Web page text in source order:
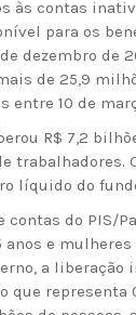
às contas
para os
dezembro de
de 25,9
entre 10 de
R$ 7,2
trabalhadores.
líquido do
contas do PIS/
e
a liberação
que representa